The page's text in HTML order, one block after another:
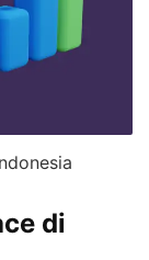
di